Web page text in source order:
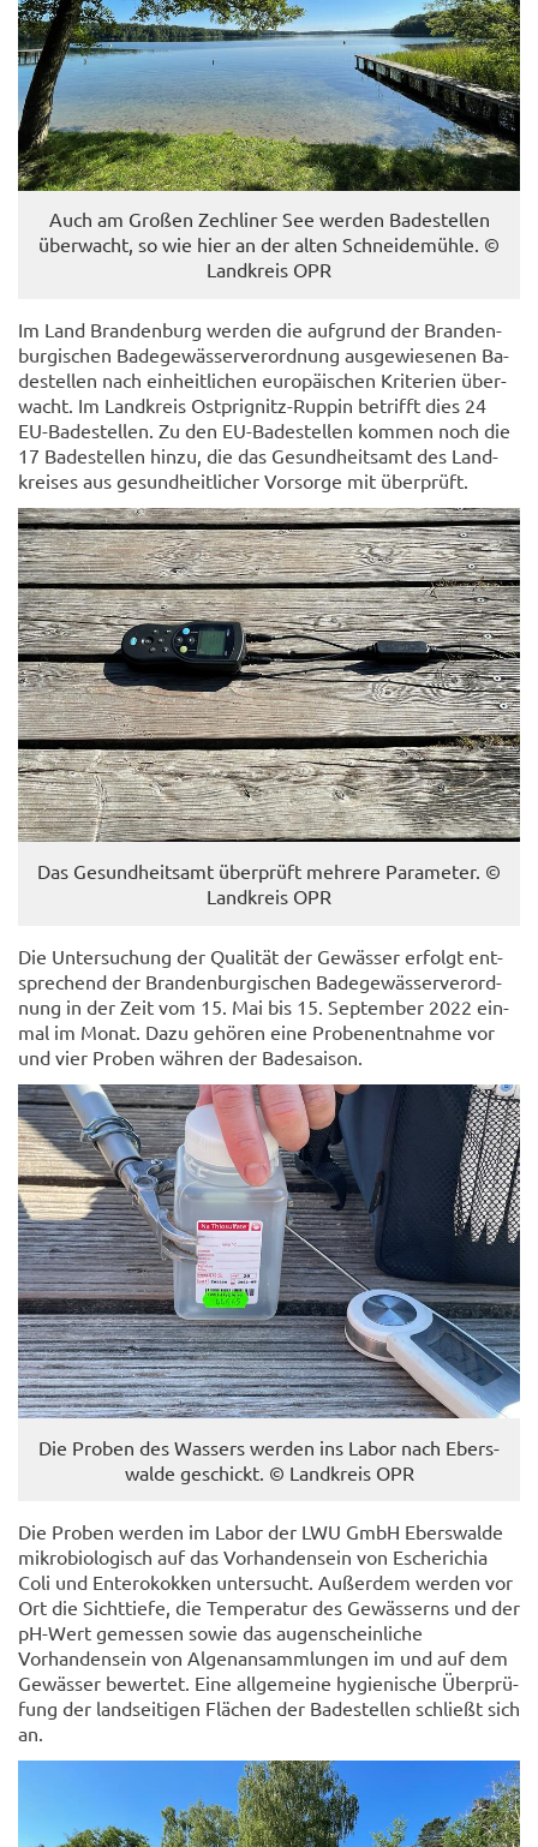
Auch am Gro­ßen Zech­li­ner See wer­den Ba­de­stel­len
über­wacht, so wie hier an der alten Schnei­de­müh­le. ©
Land­kreis OPR
Im Land Bran­den­burg wer­den die auf­grund der Bran­den­
bur­gi­schen Ba­de­ge­wäs­ser­ver­ord­nung aus­ge­wie­se­nen Ba­
de­stel­len nach ein­heit­li­chen eu­ro­päi­schen Kri­te­ri­en über­
wacht. Im Land­kreis Ostprignitz-​Ruppin be­trifft dies 24
EU-​Badestellen. Zu den EU-​Badestellen kom­men noch die
17 Ba­de­stel­len hinzu, die das Ge­sund­heits­amt des Land­
krei­ses aus ge­sund­heit­li­cher Vor­sor­ge mit über­prüft.
Das Ge­sund­heits­amt über­prüft meh­re­re Pa­ra­me­ter. ©
Land­kreis OPR
Die Un­ter­su­chung der Qua­li­tät der Ge­wäs­ser er­folgt ent­
spre­chend der Bran­den­bur­gi­schen Ba­de­ge­wäs­ser­ver­ord­
nung in der Zeit vom 15. Mai bis 15. Sep­tem­ber 2022 ein­
mal im Monat. Dazu ge­hö­ren eine Pro­ben­ent­nah­me vor
und vier Pro­ben wäh­ren der Ba­de­sai­son.
Die Pro­ben des Was­sers wer­den ins Labor nach Ebers­
wal­de ge­schickt. © Land­kreis OPR
Die Pro­ben wer­den im Labor der LWU GmbH Ebers­wal­de
mi­kro­bio­lo­gisch auf das Vor­han­den­sein von Esche­ri­chia
Coli und En­te­ro­kok­ken un­ter­sucht. Au­ßer­dem wer­den vor
Ort die Sicht­tie­fe, die Tem­pe­ra­tur des Ge­wäs­serns und der
pH-​Wert ge­mes­sen sowie das au­gen­schein­li­che
Vor­han­den­sein von Al­ge­n­an­samm­lun­gen im und auf dem
Ge­wäs­ser be­wer­tet. Eine all­ge­mei­ne hy­gie­ni­sche Über­prü­
fung der land­sei­ti­gen Flä­chen der Ba­de­stel­len schließt sich
an.